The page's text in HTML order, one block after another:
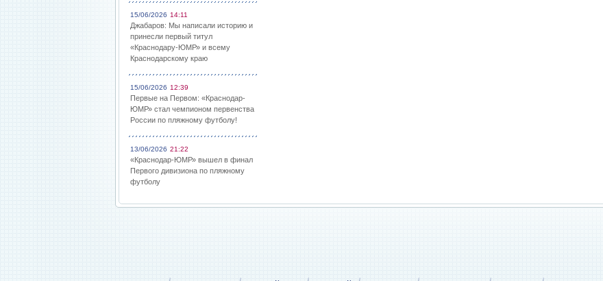
15/06/2026 14:11
Джабаров: Мы написали историю и
принесли первый титул
«Краснодару-ЮМР» и всему
Краснодарскому краю
15/06/2026 12:39
Первые на Первом: «Краснодар-
ЮМР» стал чемпионом первенства
России по пляжному футболу!
13/06/2026 21:22
«Краснодар-ЮМР» вышел в финал
Первого дивизиона по пляжному
футболу